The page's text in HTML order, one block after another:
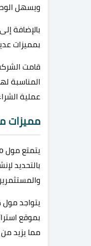
ويسهل
بالإضافة
بمميزات
قامت
المناسبة
عملية
مميزات
بالتحديد
يتواجد مول
بموقع
مما يزيد من